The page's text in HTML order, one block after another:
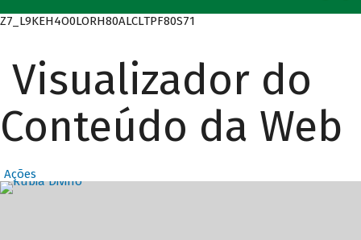
Z7_L9KEH4O0LORH80ALCLTPF80S71
Visualizador do
Conteúdo da Web
Ações
Destaques